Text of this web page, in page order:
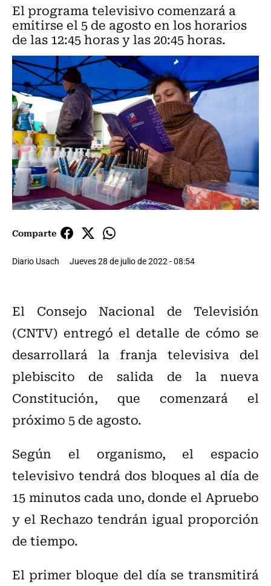
El programa televisivo comenzará a
emitirse el 5 de agosto en los horarios
de las 12:45 horas y las 20:45 horas.
Comparte
Diario Usach Jueves 28 de julio de 2022 - 08:54
El Consejo Nacional de Televisión
(CNTV) entregó el detalle de cómo se
desarrollará la franja televisiva del
plebiscito de salida de la nueva
Constitución, que comenzará el
próximo 5 de agosto.
Según el organismo, el espacio
televisivo tendrá dos bloques al día de
15 minutos cada uno, donde el Apruebo
y el Rechazo tendrán igual proporción
de tiempo.
El primer bloque del día se transmitirá